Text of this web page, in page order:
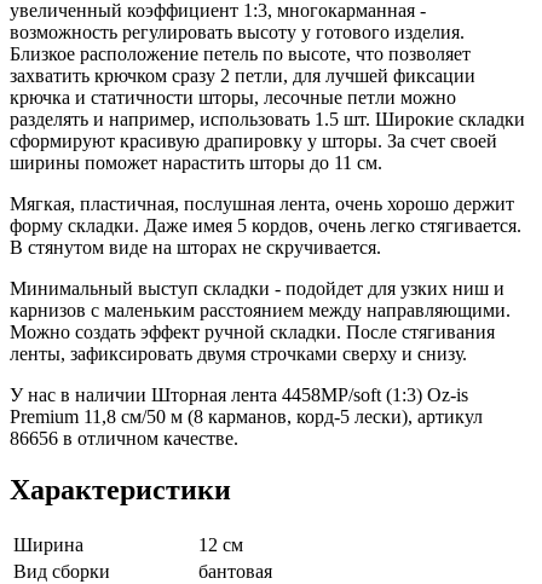
увеличенный коэффициент 1:3, многокарманная -
возможность регулировать высоту у готового изделия.
Близкое расположение петель по высоте, что позволяет
захватить крючком сразу 2 петли, для лучшей фиксации
крючка и статичности шторы, лесочные петли можно
разделять и например, использовать 1.5 шт. Широкие складки
сформируют красивую драпировку у шторы. За счет своей
ширины поможет нарастить шторы до 11 см.
Мягкая, пластичная, послушная лента, очень хорошо держит
форму складки. Даже имея 5 кордов, очень легко стягивается.
В стянутом виде на шторах не скручивается.
Минимальный выступ складки - подойдет для узких ниш и
карнизов с маленьким расстоянием между направляющими.
Можно создать эффект ручной складки. После стягивания
ленты, зафиксировать двумя строчками сверху и снизу.
У нас в наличии Шторная лента 4458MP/soft (1:3) Oz-is
Premium 11,8 см/50 м (8 карманов, корд-5 лески), артикул
86656 в отличном качестве.
Характеристики
Ширина
12 см
Вид сборки
бантовая